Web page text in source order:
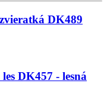
DK489
DK457 - lesná